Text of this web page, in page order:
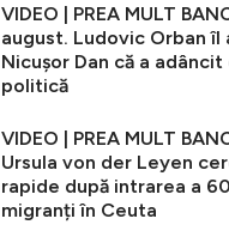
VIDEO | PREA MULT
august. Ludovic Orban îl
Nicușor Dan că a adâncit
politică
VIDEO | PREA MULT
Ursula von der Leyen
rapide după intrarea a
migranți în Ceuta